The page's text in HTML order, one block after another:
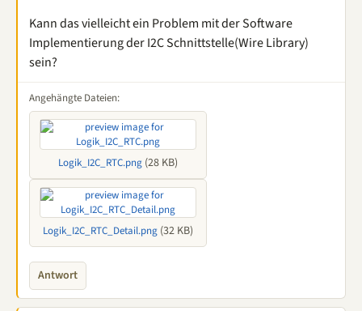
Kann das vielleicht ein Problem mit der Software
Implementierung der I2C Schnittstelle(Wire Library)
sein?
Angehängte Dateien:
Logik_I2C_RTC.png (28 KB)
Logik_I2C_RTC_Detail.png (32 KB)
Antwort